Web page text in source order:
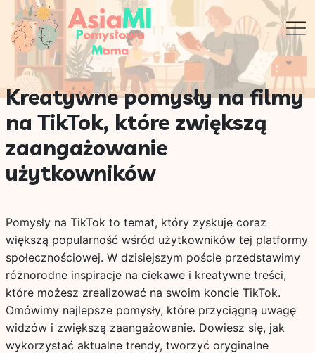
Kreatywne pomysły na filmy
na TikTok, które zwiększą
zaangażowanie
użytkowników
Pomysły na TikTok to temat, który zyskuje coraz
większą popularność wśród użytkowników tej platformy
społecznościowej. W dzisiejszym poście przedstawimy
różnorodne inspiracje na ciekawe i kreatywne treści,
które możesz zrealizować na swoim koncie TikTok.
Omówimy najlepsze pomysły, które przyciągną uwagę
widzów i zwiększą zaangażowanie. Dowiesz się, jak
wykorzystać aktualne trendy, tworzyć oryginalne